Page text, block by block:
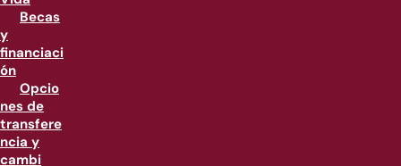
Becas
y
financiaci
ón
Opcio
nes de
transfere
ncia y
cambi